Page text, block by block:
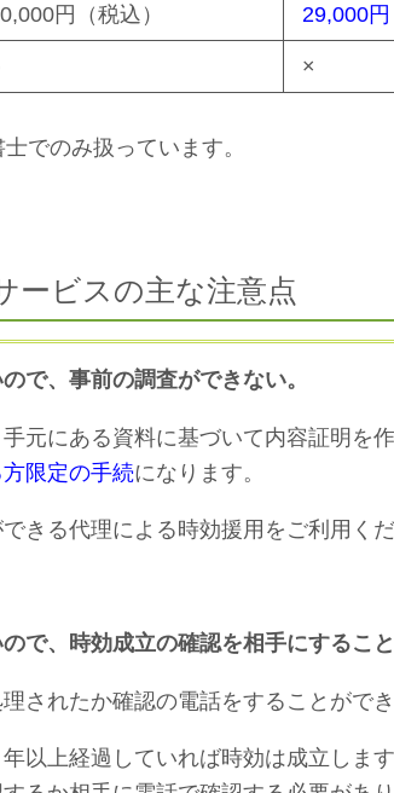
円（税込） 29,000円
×
でのみ扱っています。
ービスの主な注意点
で、事前の調査ができない。
元にある資料に基づいて内容証明を
限定の手続になります。
きる代理による時効援用をご利用くだ
で、時効成立の確認を相手にすること
されたか確認の電話をすることができ
以上経過していれば時効は成立しま